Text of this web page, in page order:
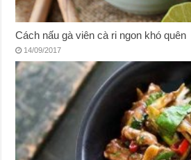
Cách nấu gà viên cà ri ngon khó quên
14/09/2017